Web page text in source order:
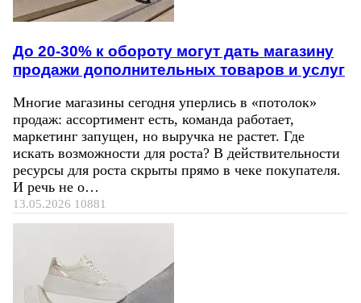
До 20-30% к обороту могут дать магазину
продажи дополнительных товаров и услуг
Многие магазины сегодня уперлись в «потолок»
продаж: ассортимент есть, команда работает,
маркетинг запущен, но выручка не растет. Где
искать возможности для роста? В действительности
ресурсы для роста скрыты прямо в чеке покупателя.
И речь не о…
13.05.2026 10881